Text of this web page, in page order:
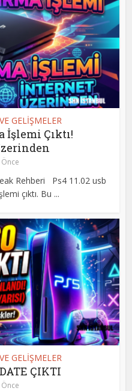
GELİŞMELER
İşlemi Çıktı!
Rehberi Ps4 11.02 usb
çıktı. Bu ...
GELİŞMELER
ÇIKTI